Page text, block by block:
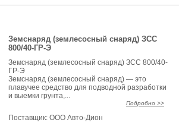
Земснаряд (землесосный снаряд) ЗСС
800/40-ГР-Э
Земснаряд (землесосный снаряд) ЗСС 800/40-
ГР-Э
Земснаряд (землесосный снаряд) — это
плавучее средство для подводной разработки
и выемки грунта,...
Подробно >>
Поставщик:ООО Авто-Дион